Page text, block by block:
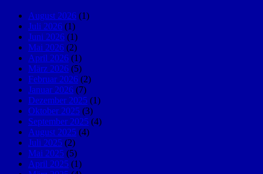
August 2026 (1)
Juli 2026 (1)
Juni 2026 (1)
Mai 2026 (2)
April 2026 (1)
März 2026 (5)
Februar 2026 (2)
Januar 2026 (7)
Dezember 2025 (1)
Oktober 2025 (3)
September 2025 (4)
August 2025 (4)
Juli 2025 (2)
Mai 2025 (5)
April 2025 (1)